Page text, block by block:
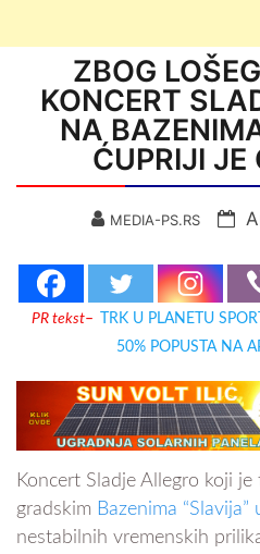
ZBOG
KONCERT
NA
ĆUPRIJI JE
MEDIA-PS.RS
PR tekst–
TRK U PLANETU
50% POPUSTA NA
Koncert Sladje Allegro koji
gradskim Bazenima “Slavija”
nestabilnih vremenskih